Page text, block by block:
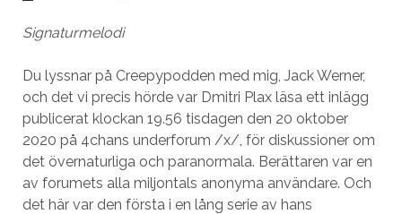
Signaturmelodi
Du lyssnar på Creepypodden med mig, Jack Werner,
och det vi precis hörde var Dmitri Plax läsa ett inlägg
publicerat klockan 19.56 tisdagen den 20 oktober
2020 på 4chans underforum /x/, för diskussioner om
det övernaturliga och paranormala. Berättaren var en
av forumets alla miljontals anonyma användare. Och
det här var den första i en lång serie av hans